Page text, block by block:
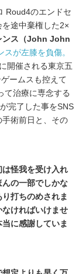
Roud4のエンドセ
途中棄権した2×
ンス（John John
が左膝を負傷。
開催される東京五
ームスも控えて
て治療に専念する
完了した事をSNS
術前日と、その
は怪我を受け入れ
の一部でしかな
打ちのめされま
ければいけませ
に感謝していま